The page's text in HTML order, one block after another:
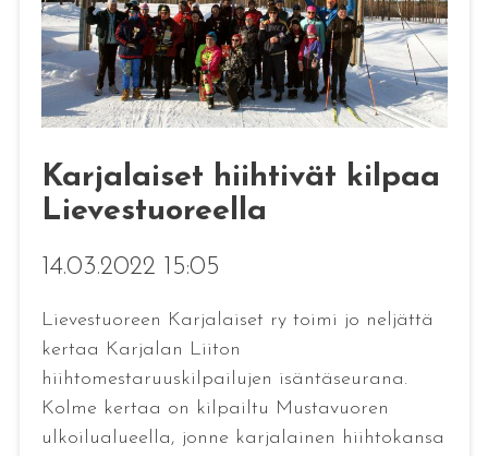
Karjalaiset hiihtivät kilpaa
Lievestuoreella
14.03.2022 15:05
Lievestuoreen Karjalaiset ry toimi jo neljättä
kertaa Karjalan Liiton
hiihtomestaruuskilpailujen isäntäseurana.
Kolme kertaa on kilpailtu Mustavuoren
ulkoilualueella, jonne karjalainen hiihtokansa